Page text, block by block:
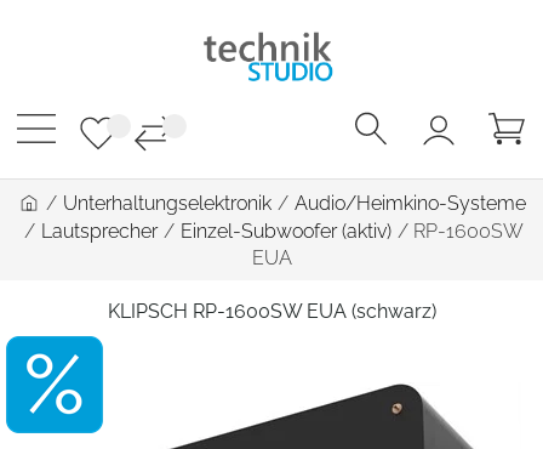
/ Unterhaltungselektronik / Audio/Heimkino-Systeme
/ Lautsprecher / Einzel-Subwoofer (aktiv) / RP-1600SW
EUA
KLIPSCH RP-1600SW EUA (schwarz)